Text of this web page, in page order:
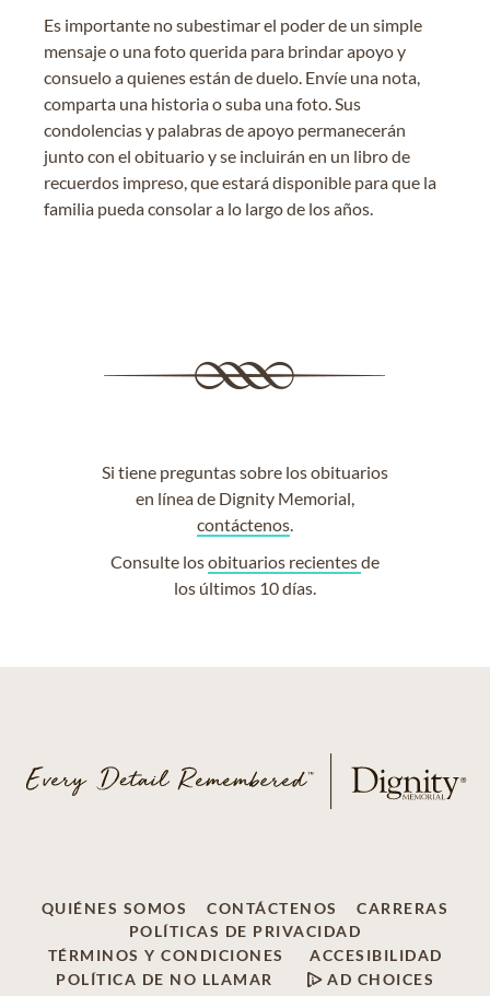
Es importante no subestimar el poder de un simple
mensaje o una foto querida para brindar apoyo y
consuelo a quienes están de duelo. Envíe una nota,
comparta una historia o suba una foto. Sus
condolencias y palabras de apoyo permanecerán
junto con el obituario y se incluirán en un libro de
recuerdos impreso, que estará disponible para que la
familia pueda consolar a lo largo de los años.
Si tiene preguntas sobre los obituarios
en línea de Dignity Memorial,
contáctenos.
Consulte losobituarios recientesde
los últimos 10 días.
QUIÉNES SOMOS CONTÁCTENOS
CARRERAS
POLÍTICAS DE PRIVACIDAD
TÉRMINOS Y CONDICIONES
ACCESIBILIDAD
POLÍTICA DE NO LLAMAR
AD CHOICES